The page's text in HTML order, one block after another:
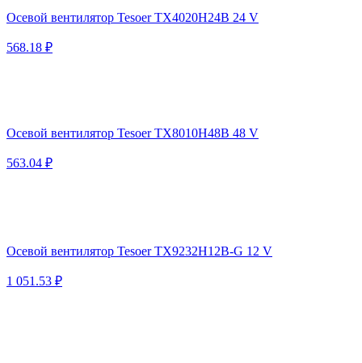
Осевой вентилятор Tesoer TX4020H24B 24 V
568.18 ₽
Осевой вентилятор Tesoer TX8010H48B 48 V
563.04 ₽
Осевой вентилятор Tesoer TX9232H12B-G 12 V
1 051.53 ₽